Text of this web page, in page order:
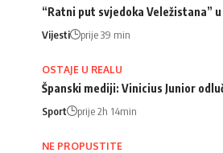
“Ratni put svjedoka Veležistana”
Vijesti prije 39 min
OSTAJE U REALU
Španski mediji: Vinicius Junior
Sport prije 2h 14min
NE PROPUSTITE